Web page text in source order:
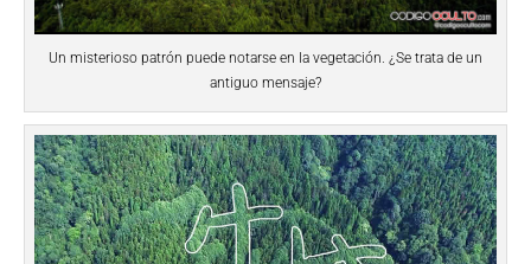
Un misterioso patrón puede notarse en la vegetación. ¿Se trata de un
antiguo mensaje?